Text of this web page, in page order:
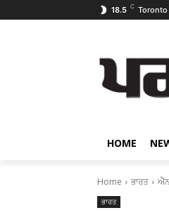
18.5 C Toronto
HOME
Home ਭਾਰਤ
ਭਾਰਤ